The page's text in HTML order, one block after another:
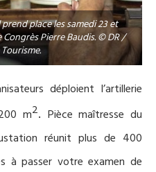
place les samedi 23 et
Pierre Baudis. © DR /
déploient l’artillerie
m2. Pièce maîtresse du
réunit plus de 400
à passer votre examen de